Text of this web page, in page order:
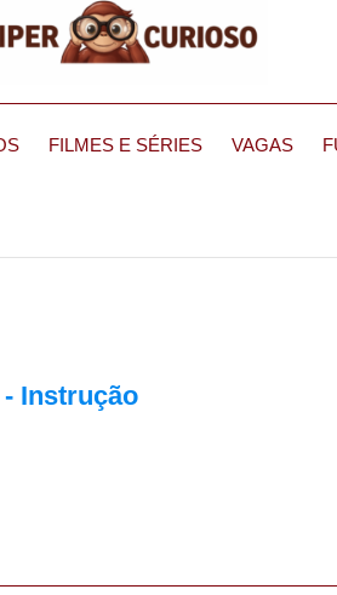
FILMES E SÉRIES VAGAS
Instrução